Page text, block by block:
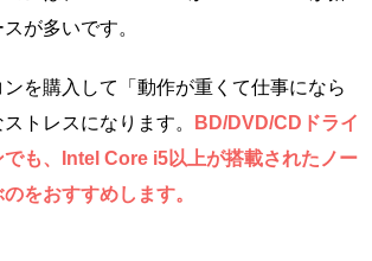
が多いです。
を購入して「動作が重くて仕事になら
トレスになります。
BD/DVD/CDドライ
でも、Intel Core i5以上が搭載されたノー
をおすすめします。